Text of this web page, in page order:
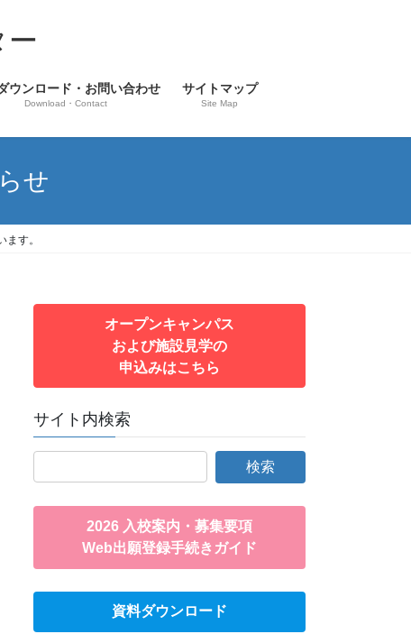
ー
ウンロード・お問い合わせ
Download・Contact
サイトマップ
Site Map
せ
す。
オープンキャンパス
および施設見学の
申込みはこちら
サイト内検索
2026 入校案内・募集要項
Web出願登録手続きガイド
資料ダウンロード